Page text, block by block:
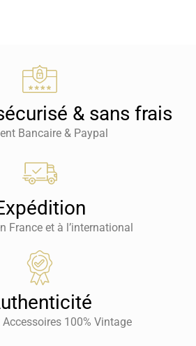
& sans frais
Bancaire & Paypal
France et à l’international
100% Vintage